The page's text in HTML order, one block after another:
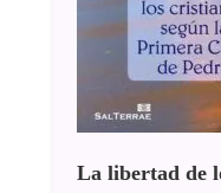
La libertad de